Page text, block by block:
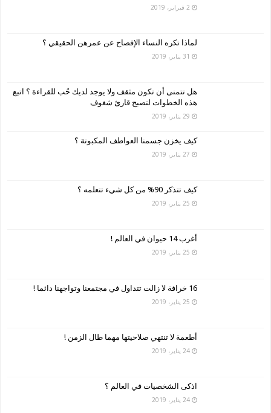
2 فبراير، 2019
لماذا تكره النساء الإفصاح عن عمرهن الحقيقي ؟
31 يناير، 2019
هل تتمنى أن تكون مثقف ولا يوجد لديك حُب للقراءة ؟ اتبع
هذه الخطوات لتصبح قارئ شغوف
29 يناير، 2019
كيف يخزن جسمنا العواطف المكبوتة ؟
27 يناير، 2019
كيف تتذكر 90% من كل شيء تتعلمه ؟
25 يناير، 2019
أغرب 14 حيوان في العالم !
25 يناير، 2019
16 خرافة لا زالت تتداول في مجتمعنا وتواجهنا دائما !
25 يناير، 2019
أطعمة لا تنتهي صلاحيتها مهما طال الزمن !
24 يناير، 2019
اذكى الشخصيات في العالم ؟
24 يناير، 2019